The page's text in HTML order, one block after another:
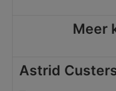
Meer
Astrid